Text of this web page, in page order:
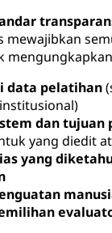
mewajibkan
data pelatihan
dan tujuan
yang diedit
yang